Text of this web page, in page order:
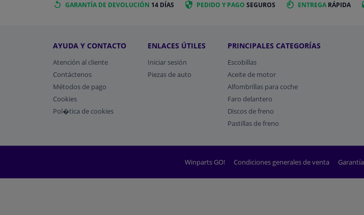
GARANTÍA DE DEVOLUCIÓN 14 DÍAS PEDIDO Y PAGO SEGUROS ENTREGA RÁPIDA
AYUDA Y CONTACTO
Atención al cliente
Contáctenos
Métodos de pago
​Cookies
Pol�tica de cookies
ENLACES ÚTILES
Iniciar sesión
Piezas de auto
PRINCIPALES CATEGORÍAS
Escobillas
Aceite de motor
Alfombrillas para coche
Faro delantero
Discos de freno
Pastillas de freno
Winparts GO! Condiciones generales de venta Garantía